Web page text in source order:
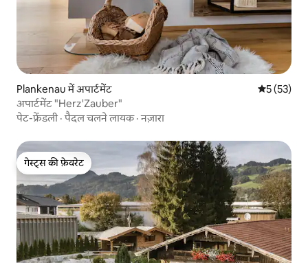
Plankenau में अपार्टमेंट औसत रेटिंग
5 (53)
अपार्टमेंट "Herz'Zauber"
पेट-फ्रेंडली ·पैदल चलने लायक·नज़ारा
गेस्ट्स की फ़ेवरेट
गेस्ट्स की फ़ेवरेट